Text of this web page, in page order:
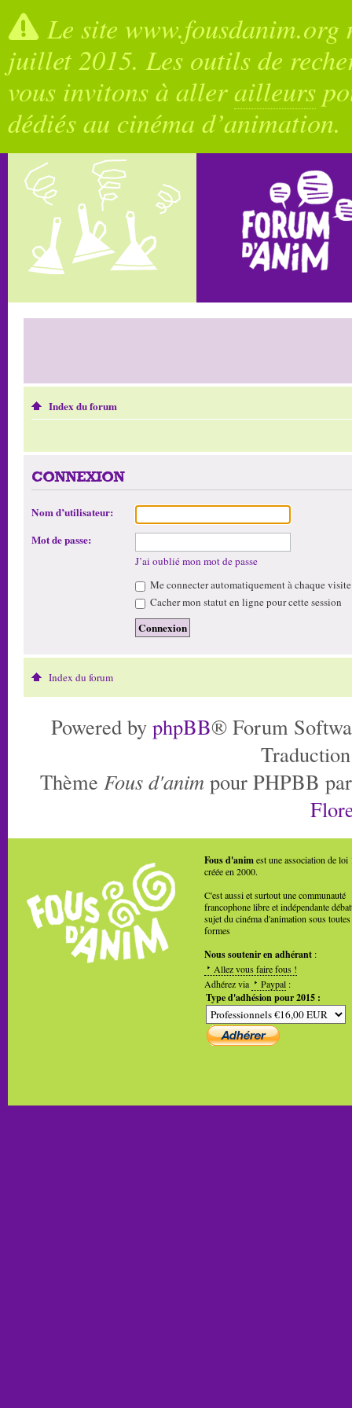
Le site
juillet 2015. Les outils de
vous invitons à allerailleurs
dédiés au cinéma d’animation.
Index du forum
CONNEXION
Nom d’utilisateur:
Mot de passe:
J’ai oublié mon mot de passe
Me connecter automatiquement à chaque visite
Cacher mon statut en ligne pour cette session
Index du forum
Powered by phpBB® Forum
Thème Fous d'anim pour PHPBB
Fous d'animest une association de loi
créée en 2000.
C'est aussi et surtout une communauté
francophone libre et indépendante
sujet du cinéma d'animation sous toutes
formes
Nous soutenir en adhérant :
Allez vous faire fous !
Adhérez via
Paypal :
Type d'adhésion pour 2015 :